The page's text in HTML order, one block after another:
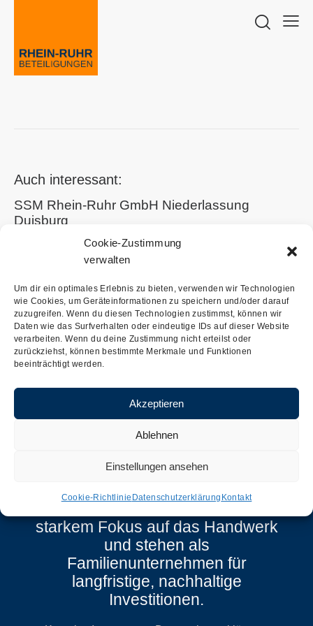
Cookie-Zustimmung
verwalten
Um dir ein optimales Erlebnis zu bieten, verwenden wir Technologien
wie Cookies, um Geräteinformationen zu speichern und/oder darauf
zuzugreifen. Wenn du diesen Technologien zustimmst, können wir
Daten wie das Surfverhalten oder eindeutige IDs auf dieser Website
verarbeiten. Wenn du deine Zustimmung nicht erteilst oder
zurückziehst, können bestimmte Merkmale und Funktionen
beeinträchtigt werden.
Akzeptieren
Ablehnen
Einstellungen ansehen
Cookie-Richtlinie Datenschutzerklärung Kontakt
Auch interessant:
SSM Rhein-Ruhr GmbH Niederlassung
Duisburg
SSM Rhein-Ruhr GmbH Niederlassung
Wir sind ein unternehmergeführtes
starkem Fokus auf das Handwerk
und stehen als
Familienunternehmen für
langfristige, nachhaltige
Investitionen.